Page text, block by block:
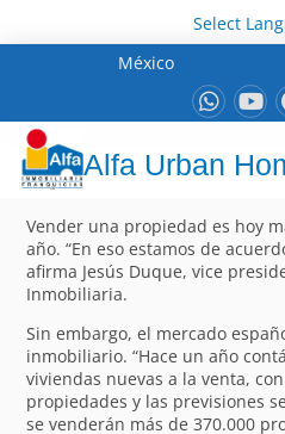
Select
México
Alfa Urban
Vender una propiedad es hoy
año. “En eso estamos de
afirma Jesús Duque, vice
Inmobiliaria.
Sin embargo, el mercado
inmobiliario. “Hace un año
viviendas nuevas a la venta,
propiedades y las previsiones
se venderán más de 370.000